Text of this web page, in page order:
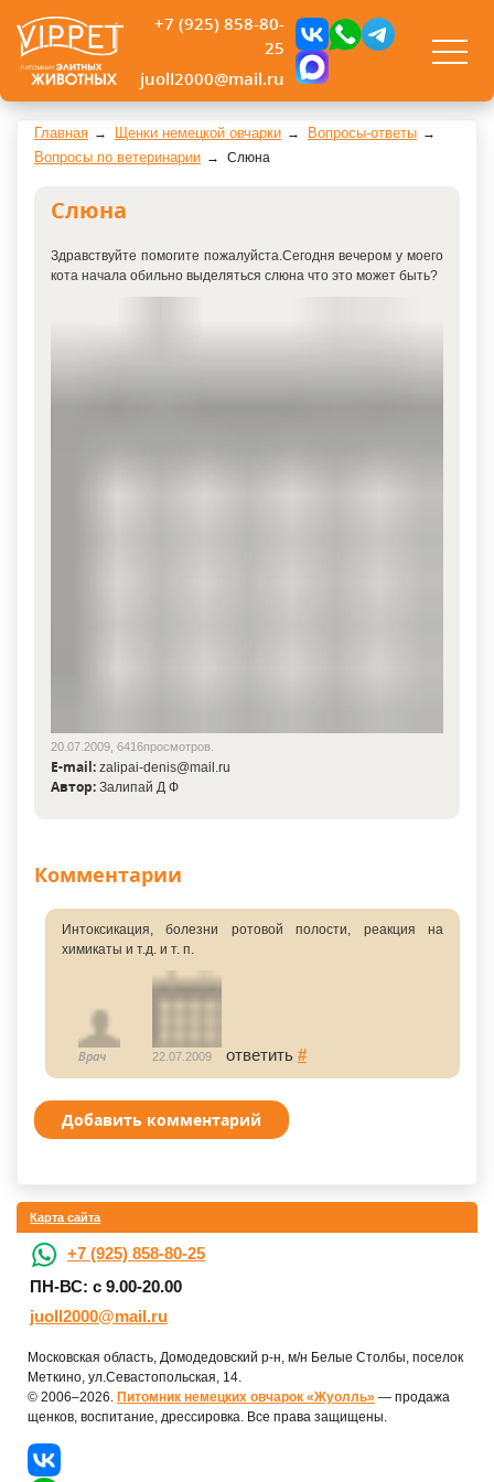
+7 (925) 858-80-
25
juoll2000@mail.ru
Главная Щенки немецкой овчарки
Вопросы-ответы
Вопросы по ветеринарии
Слюна
Слюна
Здравствуйте помогите пожалуйста.Сегодня вечером у моего
кота начала обильно выделяться слюна что это может быть?
20.07.2009, 6416просмотров.
E-mail: zalipai-denis@mail.ru
Автор: Залипай Д Ф
Комментарии
Интоксикация, болезни ротовой полости, реакция на
химикаты и т.д. и т. п.
Врач 22.07.2009 ответить #
Добавить комментарий
Карта сайта
+7 (925) 858-80-25
ПН-ВС: с 9.00-20.00
juoll2000@mail.ru
Московская область, Домодедовский р-н, м/н Белые Столбы, поселок
Меткино, ул.Севастопольская, 14.
© 2006–2026. Питомник немецких овчарок «Жуолль» — продажа
щенков, воспитание, дрессировка. Все права защищены.